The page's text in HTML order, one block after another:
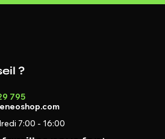
?
795
7:00 - 16:00